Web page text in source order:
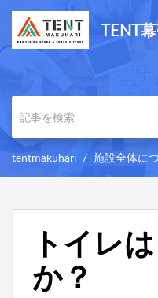
TENT
tentmakuhari 施設全体に
トイレ
か？